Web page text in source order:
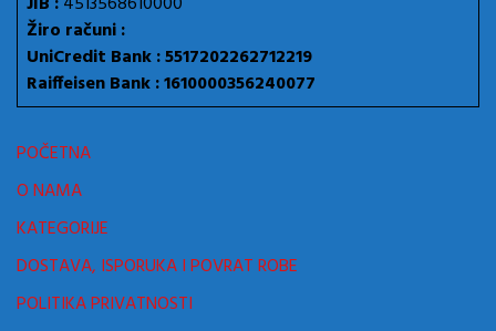
Žiro računi :
UniCredit Bank : 5517202262712219
Raiffeisen Bank : 1610000356240077
POČETNA
O NAMA
KATEGORIJE
DOSTAVA, ISPORUKA I POVRAT ROBE
POLITIKA PRIVATNOSTI